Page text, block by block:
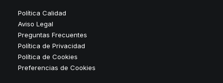
Política Calidad
Aviso Legal
Preguntas Frecuentes
Política de Privacidad
Política de Cookies
Preferencias de Cookies